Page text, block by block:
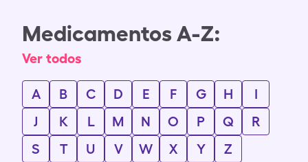
Medicamentos A-Z:
Ver todos
A B C D E F G H
I
J
K L M N O P Q
R
S
T U V W X Y Z